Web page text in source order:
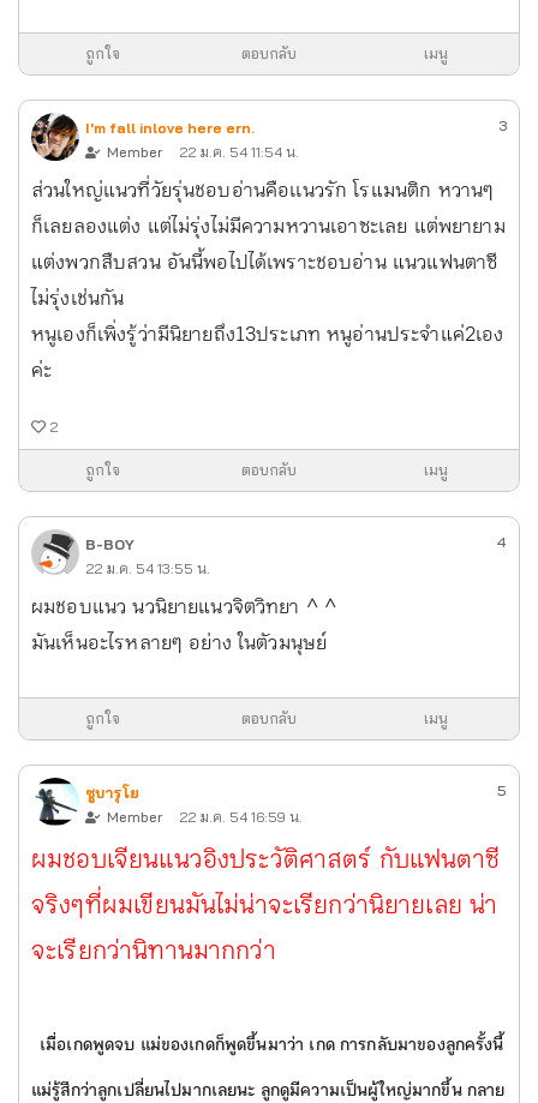
ถูกใจ ตอบกลับ เมนู
I'm fall inlove here ern.
Member
22 ม.ค. 54 11:54 น.
3
ส่วนใหญ่แนวที่วัยรุ่นชอบอ่านคือเเนวรัก โรแมนติก หวานๆ
ก็เลยลองแต่ง แต่ไม่รุ่งไม่มีความหวานเอาซะเลย แต่พยายาม
แต่งพวกสืบสวน อันนี้พอไปได้เพราะชอบอ่าน แนวแฟนตาซี
ไม่รุ่งเช่นกัน
หนูเองก็เพิ่งรู้ว่ามีนิยายถึง13ประเภท หนูอ่านประจำแค่2เอง
ค่ะ
2
ถูกใจ ตอบกลับ เมนู
B-BOY
22 ม.ค. 54 13:55 น.
4
ผมชอบแนว นวนิยายแนวจิตวิทยา ^ ^
มันเห็นอะไรหลายๆ อย่าง ในตัวมนุษย์
ถูกใจ ตอบกลับ เมนู
ซูบารุโย
Member
22 ม.ค. 54 16:59 น.
5
ผมชอบเจียนแนวอิงประวัติศาสตร์ กับแฟนตาซี
จริงๆ ที่ผมเขียนมันไม่น่าจะเรียกว่านิยายเลย น่า
จะเรียกว่านิทานมากกว่า
เมื่อเกดพูดจบ แม่ของเกดก็พูดขึ้นมาว่า เกด การกลับมาของลูกครั้งนี้
แม่รู้สึกว่าลูกเปลี่ยนไปมากเลยนะ ลูกดูมีความเป็นผู้ใหญ่มากขึ้น กลาย